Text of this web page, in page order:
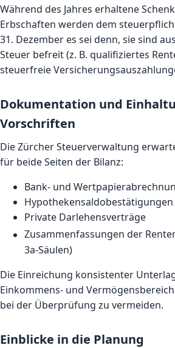
Während des Jahres erhaltene
Erbschaften werden dem
31. Dezember es sei denn, sie sind
Steuer befreit (z. B. qualifiziertes
steuerfreie
Dokumentation und
Vorschriften
Die Zürcher Steuerverwaltung
für beide Seiten der Bilanz:
Bank- und
Hypothekensaldobestätigungen
Private Darlehensverträge
Zusammenfassungen der
3a-Säulen)
Die Einreichung konsistenter
Einkommens- und
bei der Überprüfung zu vermeiden.
Einblicke in die Planung